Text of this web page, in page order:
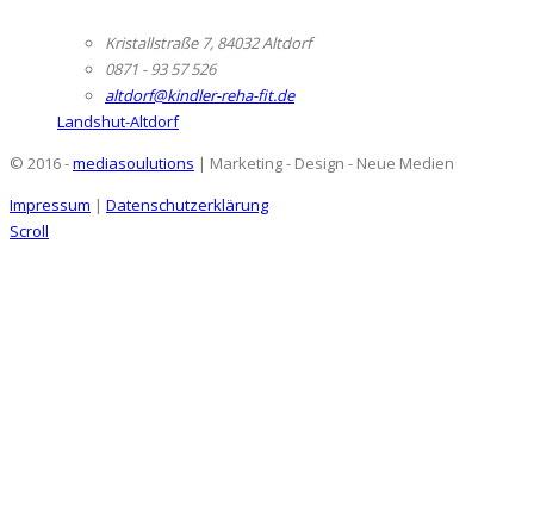
Kristallstraße 7, 84032 Altdorf
0871 - 93 57 526
altdorf@kindler-reha-fit.de
Landshut-Altdorf
© 2016 -mediasoulutions | Marketing - Design - Neue Medien
Impressum | Datenschutzerklärung
Scroll